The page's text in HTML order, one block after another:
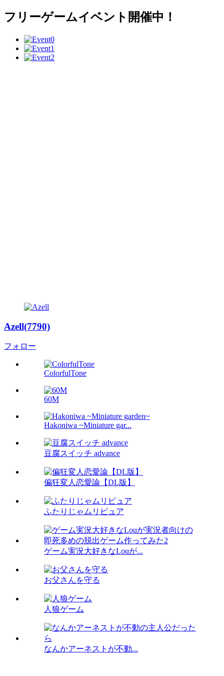
フリーゲームイベント開催中！
Azell(7790)
フォロー
ColorfulTone
60M
Hakoniwa ~Miniature gar...
豆腐スイッチ advance
偏狂変人恋愛論【DL版】
ふたりじゃムリピュア
ゲーム実況大好きなLouが...
お父さんを守る
人狼ゲーム
なんかアーネストが不動...